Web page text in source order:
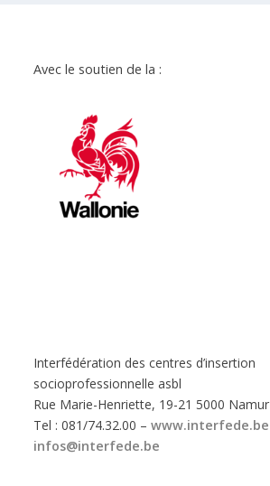
Avec le soutien de la :
Interfédération des centres d’insertion
socioprofessionnelle asbl
Rue Marie-Henriette, 19-21 5000 Namur
Tel : 081/74.32.00 –www.interfede.be
infos@interfede.be